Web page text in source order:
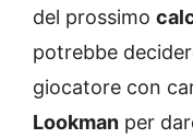
del prossimo
potrebbe
giocatore con
Lookman per